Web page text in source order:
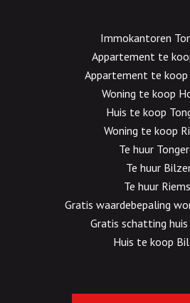
Immokantoren
Appartement te
Appartement te koop
Woning te koop
Huis te koop
Woning te koop
Te huur
Te huur
Te huur
Gratis waardebepaling
Gratis schatting
Huis te koop